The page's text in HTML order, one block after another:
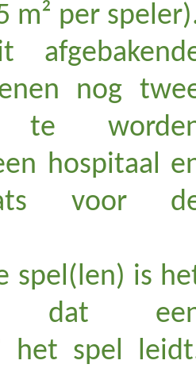
m² per
nog
te
hospitaal
voor
spel(len) is
dat
het spel